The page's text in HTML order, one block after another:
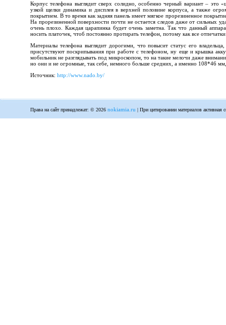
Корпус телефона выглядит сверх солидно, особенно черный вариант – это
узкой щелки динамика и дисплея в верхней половине корпуса, а также
покрытием. В то время как задняя панель имеет мягкое прорезиненное
На прорезиненной поверхности почти не остается следов даже от сильных
очень плохо. Каждая царапинка будет очень заметна. Так что данный
носить платочек, чтоб постоянно протирать телефон, потому как все
Материалы телефона выглядит дорогими, что повысит статус его
присутствуют поскрипывания при работе с телефоном, ну еще и крышка
мобильник не разглядывать под микроскопом, то на такие мелочи даже
но они и не огромные, так себе, немного больше средних, а именно 108*46
Источник: http://www.nado.by/
Права на сайт принадлежат: © 2026 nokiamia.ru | При цитировании материалов активная